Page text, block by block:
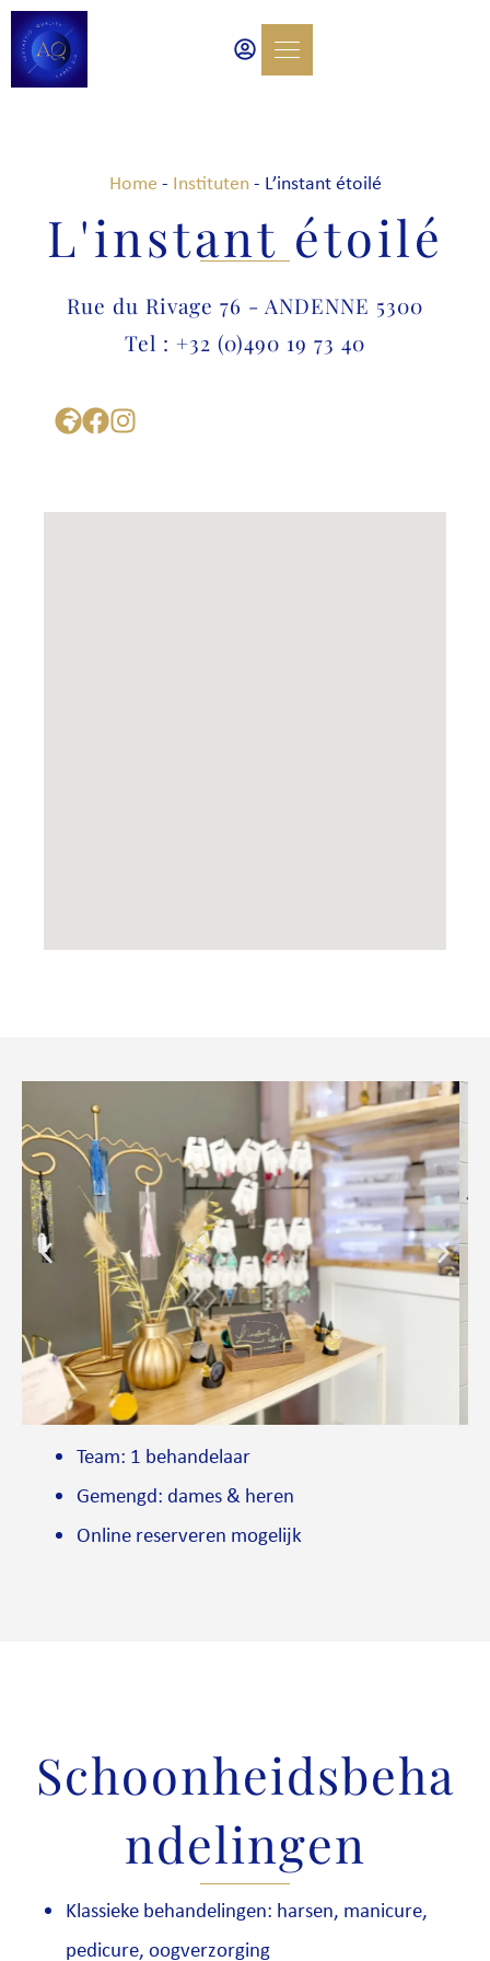
Home - Instituten- L’instant étoilé
L'instant étoilé
Rue du Rivage 76 - ANDENNE 5300
Tel : +32 (0)490 19 73 40
Team: 1 behandelaar
Gemengd: dames & heren
Online reserveren mogelijk
Schoonheidsbeha
ndelingen
Klassieke behandelingen: harsen, manicure,
pedicure, oogverzorging